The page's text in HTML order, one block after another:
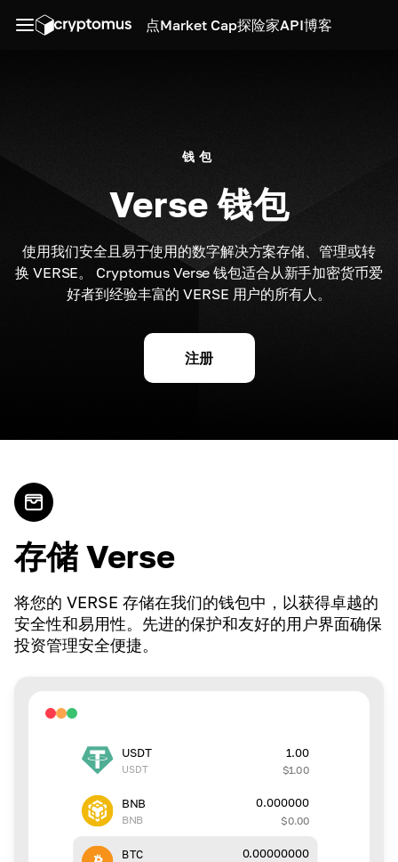
点Market Cap探险家API博客
钱包
Verse 钱包
使用我们安全且易于使用的数字解决方案存储、管理或转
换 VERSE。 Cryptomus Verse 钱包适合从新手加密货币爱
好者到经验丰富的 VERSE 用户的所有人。
注册
存储 Verse
将您的 VERSE 存储在我们的钱包中，以获得卓越的
安全性和易用性。先进的保护和友好的用户界面确保
投资管理安全便捷。
USDT
USDT
1.00
$1.00
BNB
BNB
0.000000
$0.00
BTC 0.00000000